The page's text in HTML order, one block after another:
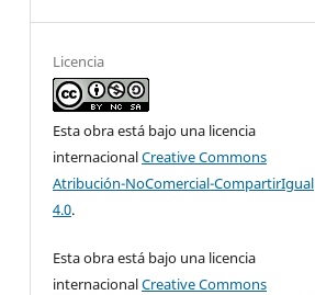
Licencia
Esta obra está bajo una licencia
internacionalCreative Commons
Atribución-NoComercial-CompartirIgual
4.0.
Esta obra está bajo una licencia
internacionalCreative Commons